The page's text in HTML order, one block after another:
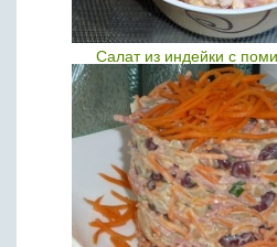
Салат из индейки с